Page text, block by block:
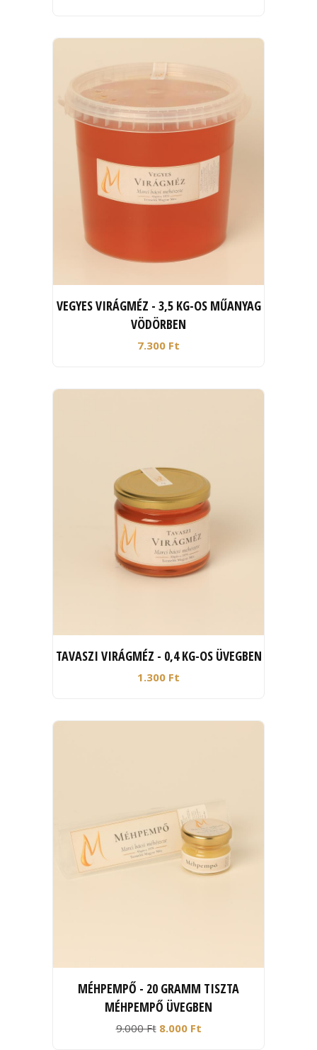
VEGYES VIRÁGMÉZ - 3,5 KG-OS MŰANYAG
VÖDÖRBEN
7.300 Ft
TAVASZI VIRÁGMÉZ - 0,4 KG-OS ÜVEGBEN
1.300 Ft
MÉHPEMPŐ - 20 GRAMM TISZTA
MÉHPEMPŐ ÜVEGBEN
9.000 Ft 8.000 Ft